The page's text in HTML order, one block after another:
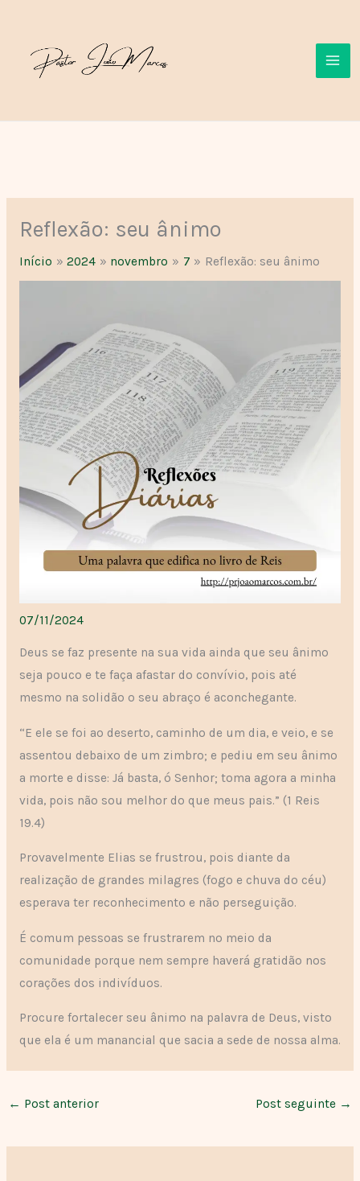
conteúdo
Reflexão: seu ânimo
Início 2024 novembro 7 Reflexão: seu ânimo
07/11/2024
Deus se faz presente na sua vida ainda que seu ânimo
seja pouco e te faça afastar do convívio, pois até
mesmo na solidão o seu abraço é aconchegante.
“E ele se foi ao deserto, caminho de um dia, e veio, e se
assentou debaixo de um zimbro; e pediu em seu ânimo
a morte e disse: Já basta, ó Senhor; toma agora a minha
vida, pois não sou melhor do que meus pais.” (1 Reis
19.4)
Provavelmente Elias se frustrou, pois diante da
realização de grandes milagres (fogo e chuva do céu)
esperava ter reconhecimento e não perseguição.
É comum pessoas se frustrarem no meio da
comunidade porque nem sempre haverá gratidão nos
corações dos indivíduos.
Procure fortalecer seu ânimo na palavra de Deus, visto
que ela é um manancial que sacia a sede de nossa alma.
← Post anterior Post seguinte →